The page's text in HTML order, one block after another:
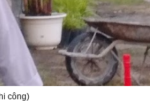
công)